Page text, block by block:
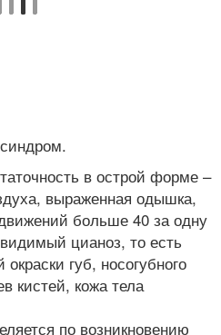
в острой форме –
выраженная одышка,
больше 40 за одну
цианоз, то есть
губ, носогубного
кистей, кожа тела
по возникновению